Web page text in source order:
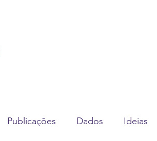
Publicações Dados Ideias